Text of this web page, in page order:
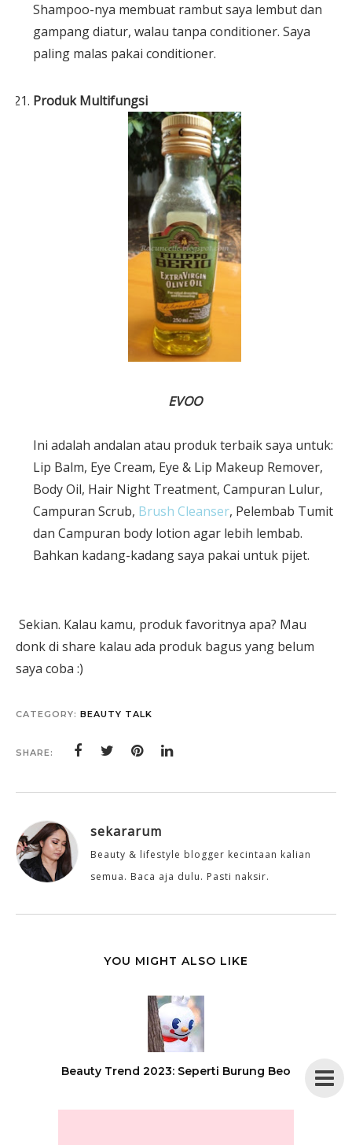
Shampoo-nya membuat rambut saya lembut dan
gampang diatur, walau tanpa conditioner. Saya
paling malas pakai conditioner.
Produk Multifungsi
EVOO
Ini adalah andalan atau produk terbaik saya untuk:
Lip Balm, Eye Cream, Eye & Lip Makeup Remover,
Body Oil, Hair Night Treatment, Campuran Lulur,
Campuran Scrub, Brush Cleanser, Pelembab Tumit
dan Campuran body lotion agar lebih lembab.
Bahkan kadang-kadang saya pakai untuk pijet.
Sekian. Kalau kamu, produk favoritnya apa? Mau
donk di share kalau ada produk bagus yang belum
saya coba :)
CATEGORY: BEAUTY TALK
SHARE:
sekararum
Beauty & lifestyle blogger kecintaan kalian
semua. Baca aja dulu. Pasti naksir.
YOU MIGHT ALSO LIKE
Beauty Trend 2023: Seperti Burung Beo